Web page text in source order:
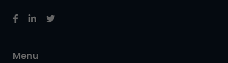
Menu